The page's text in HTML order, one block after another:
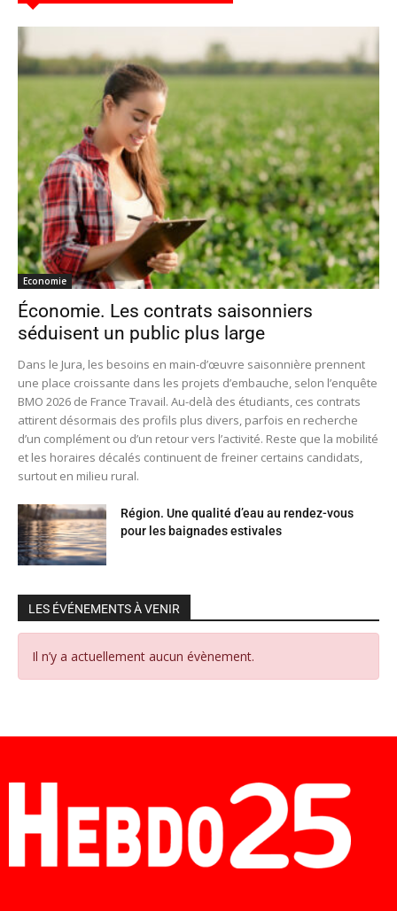
Economie
Économie. Les contrats saisonniers
séduisent un public plus large
Dans le Jura, les besoins en main-d’œuvre saisonnière prennent
une place croissante dans les projets d’embauche, selon l’enquête
BMO 2026 de France Travail. Au-delà des étudiants, ces contrats
attirent désormais des profils plus divers, parfois en recherche
d’un complément ou d’un retour vers l’activité. Reste que la mobilité
et les horaires décalés continuent de freiner certains candidats,
surtout en milieu rural.
Région. Une qualité d’eau au rendez-vous
pour les baignades estivales
LES ÉVÉNEMENTS À VENIR
Il n’y a actuellement aucun évènement.